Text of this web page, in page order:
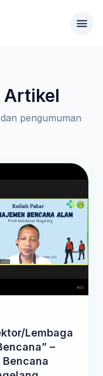
Artikel
pengumuman
Lembaga
–
Bencana